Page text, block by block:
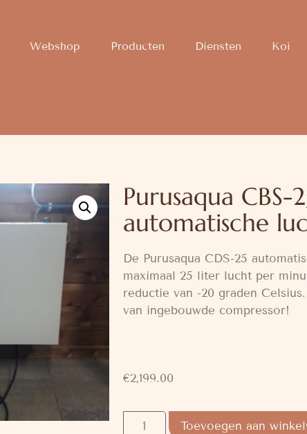
Webshop Producten Diensten Koi
Purusaqua CBS-
automatische
De Purusaqua CDS-25
maximaal 25 liter lucht per
reductie van -20 graden
van ingebouwde compressor!
€2,199.00
Toevoegen aan